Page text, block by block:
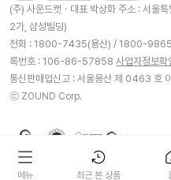
메뉴 최근 본 상품
(주) 사운드캣ㆍ대표 박상화 주소 : 서울
2가, 삼성빌딩)
전화 : 1800-7435(용산) / 1800-
록번호 : 106-86-57858 사업자정보확
통신판매업신고 : 서울용산 제 0463 호
ⓒ ZOUND Corp.